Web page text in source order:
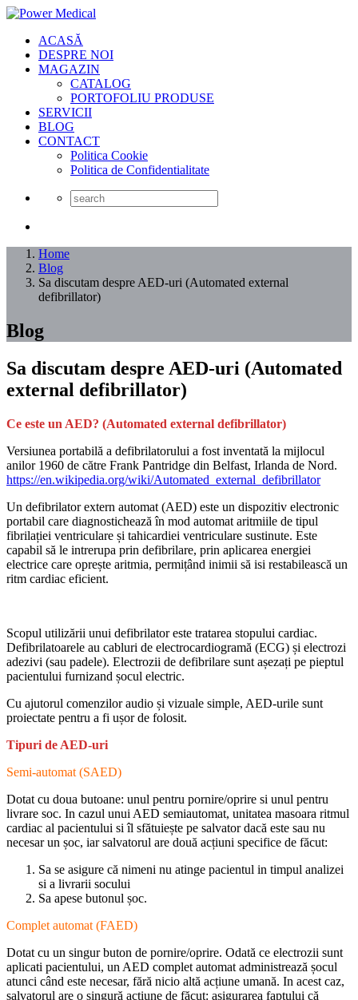
ACASĂ
DESPRE NOI
MAGAZIN
CATALOG
PORTOFOLIU PRODUSE
SERVICII
BLOG
CONTACT
Politica Cookie
Politica de Confidentialitate
Home
Blog
Sa discutam despre AED-uri (Automated external
defibrillator)
Blog
Sa discutam despre AED-uri (Automated
external defibrillator)
Ce este un AED? (Automated external defibrillator)
Versiunea portabilă a defibrilatorului a fost inventată la mijlocul
anilor 1960 de către Frank Pantridge din Belfast, Irlanda de Nord.
https://en.wikipedia.org/wiki/Automated_external_defibrillator
Un defibrilator extern automat (AED) este un dispozitiv electronic
portabil care diagnostichează în mod automat aritmiile de tipul
fibrilației ventriculare și tahicardiei ventriculare sustinute. Este
capabil să le intrerupa prin defibrilare, prin aplicarea energiei
electrice care oprește aritmia, permițând inimii să isi restabilească un
ritm cardiac eficient.
Scopul utilizării unui defibrilator este tratarea stopului cardiac.
Defibrilatoarele au cabluri de electrocardiogramă (ECG) și electrozi
adezivi (sau padele). Electrozii de defibrilare sunt așezați pe pieptul
pacientului furnizand șocul electric.
Cu ajutorul comenzilor audio și vizuale simple, AED-urile sunt
proiectate pentru a fi ușor de folosit.
Tipuri de AED-uri
Semi-automat (SAED)
Dotat cu doua butoane: unul pentru pornire/oprire si unul pentru
livrare soc. In cazul unui AED semiautomat, unitatea masoara ritmul
cardiac al pacientului si îl sfătuiește pe salvator dacă este sau nu
necesar un șoc, iar salvatorul are două acțiuni specifice de făcut:
Sa se asigure că nimeni nu atinge pacientul in timpul analizei
si a livrarii socului
Sa apese butonul șoc.
Complet automat (FAED)
Dotat cu un singur buton de pornire/oprire. Odată ce electrozii sunt
aplicati pacientului, un AED complet automat administrează șocul
atunci când este necesar, fără nicio altă acțiune umană. In acest caz,
salvatorul are o singură acțiune de făcut: asigurarea faptului că